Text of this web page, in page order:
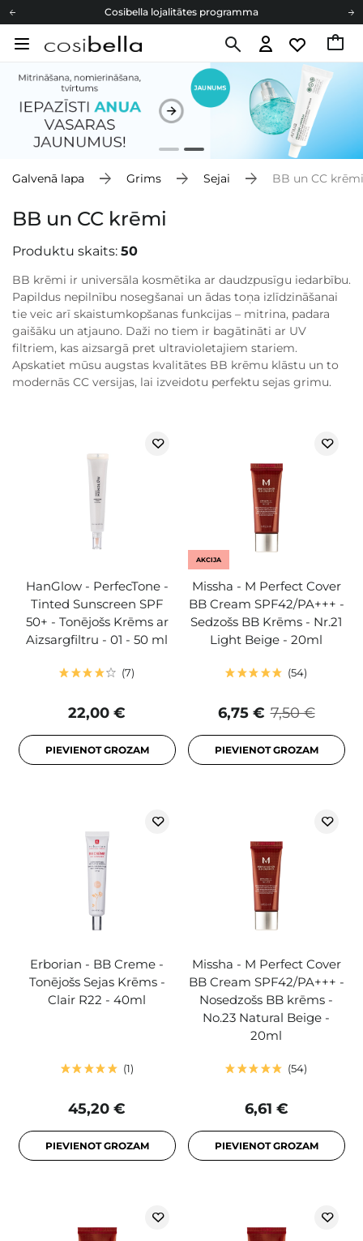
Cosibella lojalitātes programma
Bezmaskas piegāde no 49,00 €
Cosibella lojalitātes programma
Bezmaskas piegāde no 49,00 €
Galvenā lapa Grims Sejai BB un CC krēmi
BB un CC krēmi
Produktu skaits: 50
BB krēmi ir universāla kosmētika ar daudzpusīgu iedarbību.
Papildus nepilnību nosegšanai un ādas toņa izlīdzināšanai
tie veic arī skaistumkopšanas funkcijas – mitrina, padara
gaišāku un atjauno. Daži no tiem ir bagātināti ar UV
filtriem, kas aizsargā pret ultravioletajiem stariem.
Apskatiet mūsu augstas kvalitātes BB krēmu klāstu un to
modernās CC versijas, lai izveidotu perfektu sejas grimu.
HanGlow - PerfecTone -
Tinted Sunscreen SPF
50+ - Tonējošs Krēms ar
Aizsargfiltru - 01 - 50 ml
7
22,00 €
PIEVIENOT GROZAM
AKCIJA
Missha - M Perfect Cover
BB Cream SPF42/PA+++ -
Sedzošs BB Krēms - Nr.21
Light Beige - 20ml
54
7,50 €
6,75 €
PIEVIENOT GROZAM
Erborian - BB Creme -
Tonējošs Sejas Krēms -
Clair R22 - 40ml
1
45,20 €
PIEVIENOT GROZAM
Missha - M Perfect Cover
BB Cream SPF42/PA+++ -
Nosedzošs BB krēms -
No.23 Natural Beige -
20ml
54
6,61 €
PIEVIENOT GROZAM